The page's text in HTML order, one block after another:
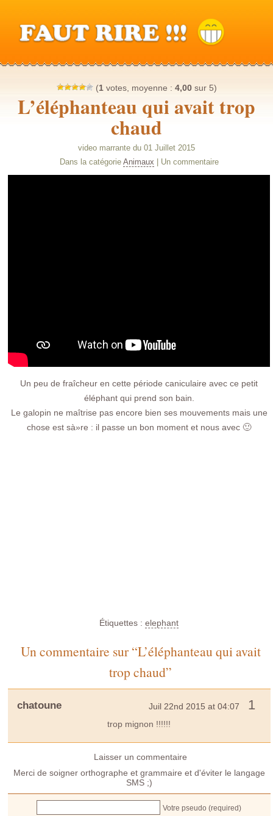
(1votes, moyenne : 4,00sur 5)
L’éléphanteau qui avait trop
chaud
video marrante du 01 Juillet 2015
Dans la catégorie Animaux | Un commentaire
Un peu de fraîcheur en cette période caniculaire avec ce petit
éléphant qui prend son bain.
Le galopin ne maîtrise pas encore bien ses mouvements mais une
chose est sà»re : il passe un bon moment et nous avec 🙂
Étiquettes :elephant
Un commentaire sur “L’éléphanteau qui avait
trop chaud”
chatoune Juil 22nd 2015 at 04:07 1
trop mignon !!!!!!
Laisser un commentaire
Merci de soigner orthographe et grammaire et d'éviter le langage
SMS ;)
Votre pseudo (required)